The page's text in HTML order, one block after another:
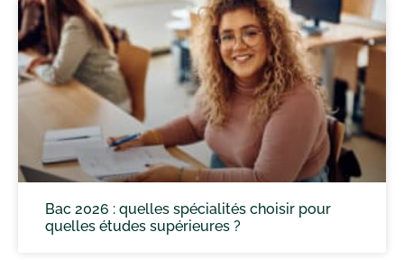
Bac 2026 : quelles spécialités choisir pour
quelles études supérieures ?